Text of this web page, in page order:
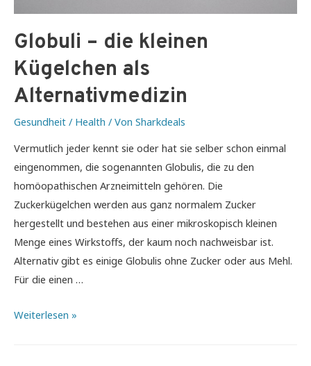
Globuli – die kleinen
Kügelchen als
Alternativmedizin
Gesundheit / Health / Von Sharkdeals
Vermutlich jeder kennt sie oder hat sie selber schon einmal
eingenommen, die sogenannten Globulis, die zu den
homöopathischen Arzneimitteln gehören. Die
Zuckerkügelchen werden aus ganz normalem Zucker
hergestellt und bestehen aus einer mikroskopisch kleinen
Menge eines Wirkstoffs, der kaum noch nachweisbar ist.
Alternativ gibt es einige Globulis ohne Zucker oder aus Mehl.
Für die einen …
Globuli
Weiterlesen »